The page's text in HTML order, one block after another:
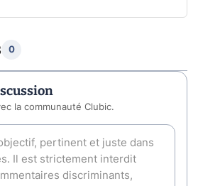
0
la communauté Clubic.